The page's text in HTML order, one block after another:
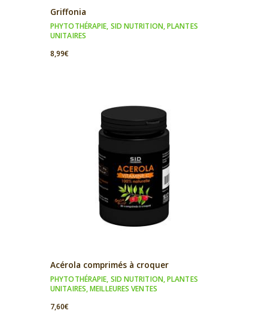
Griffonia
PHYTOTHÉRAPIE, SID NUTRITION,PLANTES
UNITAIRES
8,99€
Acérola comprimés à croquer
PHYTOTHÉRAPIE, SID NUTRITION,PLANTES
UNITAIRES,MEILLEURES VENTES
7,60€